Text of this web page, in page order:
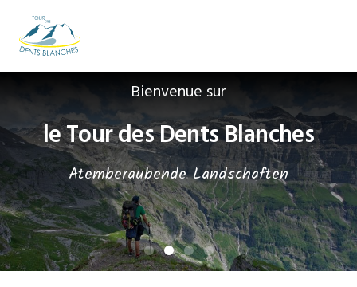
Hauptnavigation
springen
Inhalt
springen
Fußzeile
springen
Main
Content
Bienvenue sur
le Tour des Dents Blanches
Atemberaubende Landschaften